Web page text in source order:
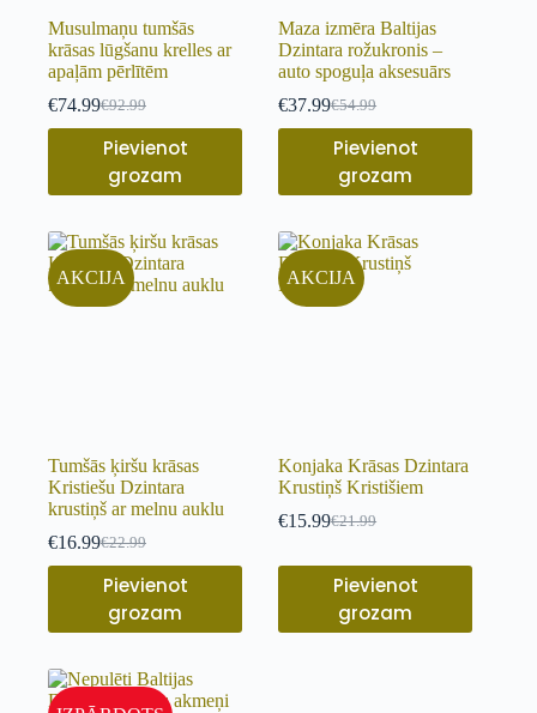
Musulmaņu tumšās
krāsas lūgšanu krelles ar
apaļām pērlītēm
€92.99
€74.99
Pievienot
grozam
Maza izmēra Baltijas
Dzintara rožukronis –
auto spoguļa aksesuārs
€54.99
€37.99
Pievienot
grozam
AKCIJA
Tumšās ķiršu krāsas
Kristiešu Dzintara
krustiņš ar melnu auklu
€22.99
€16.99
Pievienot
grozam
AKCIJA
Konjaka Krāsas Dzintara
Krustiņš Kristišiem
€21.99
€15.99
Pievienot
grozam